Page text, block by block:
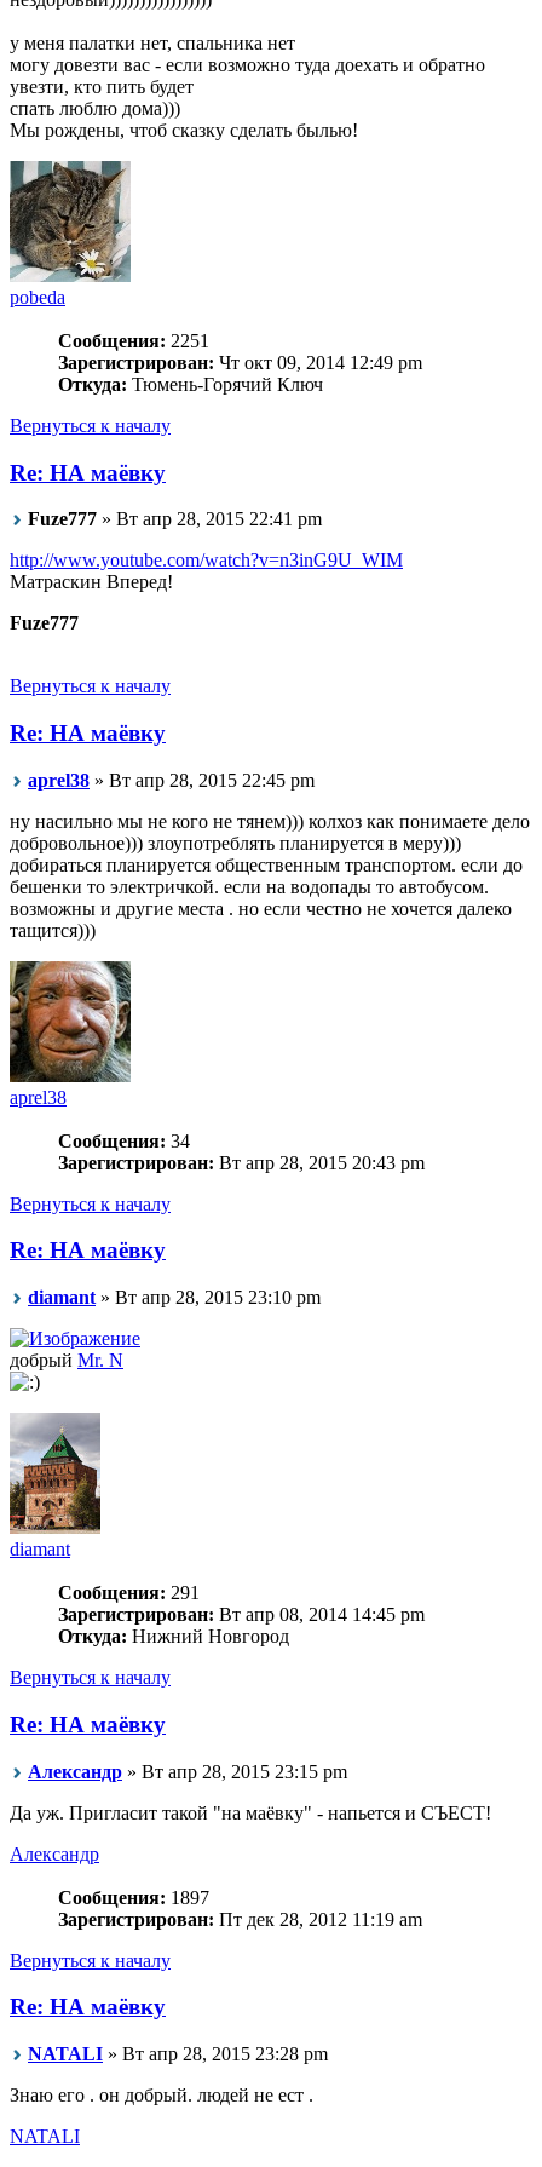
у меня палатки нет, спальника нет
могу довезти вас - если возможно туда доехать и обратно
увезти, кто пить будет
спать люблю дома)))
Мы рождены, чтоб сказку сделать былью!
pobeda
Сообщения: 2251
Зарегистрирован: Чт окт 09, 2014 12:49 pm
Откуда: Тюмень-Горячий Ключ
Вернуться к началу
Re: НА маёвку
Fuze777 » Вт апр 28, 2015 22:41 pm
http://www.youtube.com/watch?v=n3inG9U_WIM
Матраскин Вперед!
Fuze777
Вернуться к началу
Re: НА маёвку
aprel38 » Вт апр 28, 2015 22:45 pm
ну насильно мы не кого не тянем))) колхоз как понимаете дело
добровольное))) злоупотреблять планируется в меру)))
добираться планируется общественным транспортом. если до
бешенки то электричкой. если на водопады то автобусом.
возможны и другие места . но если честно не хочется далеко
тащится)))
aprel38
Сообщения: 34
Зарегистрирован: Вт апр 28, 2015 20:43 pm
Вернуться к началу
Re: НА маёвку
diamant » Вт апр 28, 2015 23:10 pm
добрый Mr. N
diamant
Сообщения: 291
Зарегистрирован: Вт апр 08, 2014 14:45 pm
Откуда: Нижний Новгород
Вернуться к началу
Re: НА маёвку
Алeксандр » Вт апр 28, 2015 23:15 pm
Да уж. Пригласит такой "на маёвку" - напьется и СЪЕСТ!
Алeксандр
Сообщения: 1897
Зарегистрирован: Пт дек 28, 2012 11:19 am
Вернуться к началу
Re: НА маёвку
NATALI » Вт апр 28, 2015 23:28 pm
Знаю его . он добрый. людей не ест .
NATALI